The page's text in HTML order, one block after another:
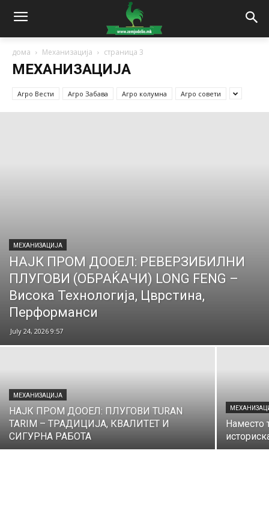
дома Механизација страница 3
МЕХАНИЗАЦИЈА
Агро Вести Агро Забава Агро колумна Агро совети
МЕХАНИЗАЦИЈА
НАЈК ПРОМ ДООЕЛ: РЕВЕРЗИБИЛНИ
ПЛУГОВИ (ОБРАЌАЧИ) LONG FENG –
Висока Технологија, Цврстина,
Перформанси
July 24, 2026 9:57
МЕХАНИЗАЦИЈА
НАЈК ПРОМ ДООЕЛ: ПЛУГОВИ TURAN
TARIM – ТРАДИЦИЈА, КВАЛИТЕТ И
СИГУРНА РАБОТА
Наместо